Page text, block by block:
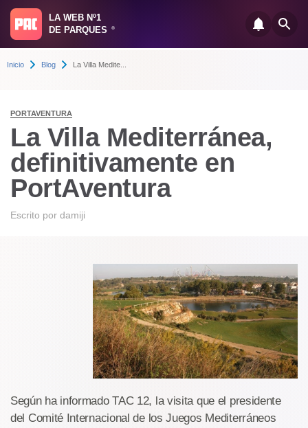
LA WEB Nº1
DE PARQUES
®
Inicio Blog La Villa Medite...
PORTAVENTURA
La Villa Mediterránea,
definitivamente en
PortAventura
Escrito por damiji
Según ha informado TAC 12, la visita que el presidente
del Comité Internacional de los Juegos Mediterráneos